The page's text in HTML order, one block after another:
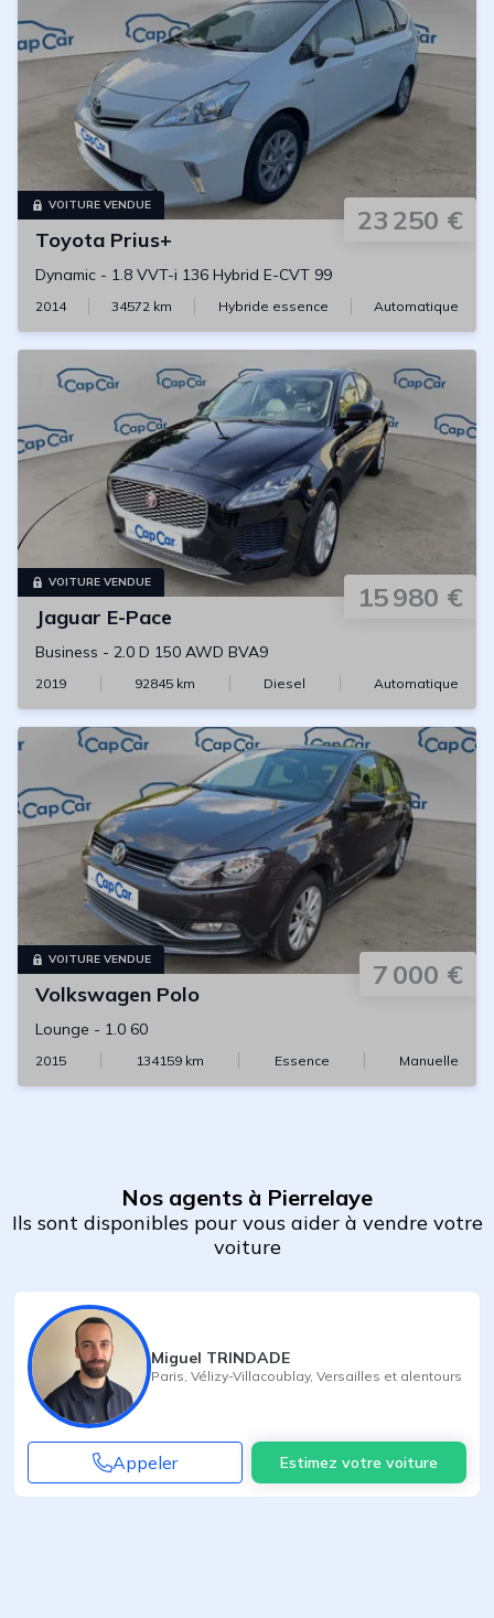
VOITURE VENDUE 23 250 €
Toyota Prius+
Dynamic - 1.8 VVT-i 136 Hybrid E-CVT 99
2014 34572 km Hybride essence Automatique
VOITURE VENDUE 15 980 €
Jaguar E-Pace
Business - 2.0 D 150 AWD BVA9
2019 92845 km Diesel Automatique
VOITURE VENDUE 7 000 €
Volkswagen Polo
Lounge - 1.0 60
2015 134159 km Essence Manuelle
Nos agents à Pierrelaye
Ils sont disponibles pour vous aider à vendre votre
voiture
Miguel TRINDADE
Paris Vélizy-Villacoublay, Versailles et alentours
Appeler Estimez votre voiture